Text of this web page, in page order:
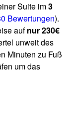
Suite im3
Bewertungen).
aufnur 230€
unweit des
Minuten zu Fuß
um das